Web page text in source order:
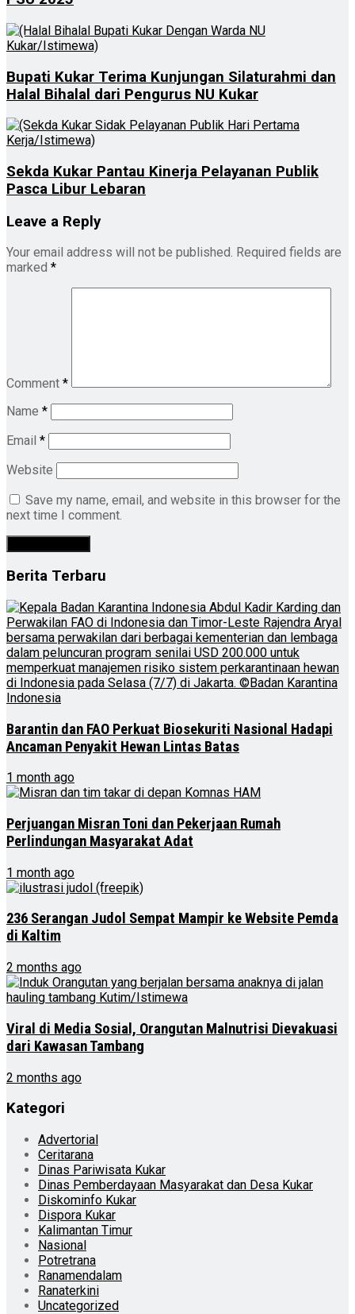
Bupati Kukar Terima Kunjungan Silaturahmi dan
Halal Bihalal dari Pengurus NU Kukar
Sekda Kukar Pantau Kinerja Pelayanan Publik
Pasca Libur Lebaran
Leave a Reply
Your email address will not be published. Required fields are
marked *
Comment *
Name *
Email *
Website
Save my name, email, and website in this browser for the
next time I comment.
Berita Terbaru
Barantin dan FAO Perkuat Biosekuriti Nasional Hadapi
Ancaman Penyakit Hewan Lintas Batas
1 month ago
Perjuangan Misran Toni dan Pekerjaan Rumah
Perlindungan Masyarakat Adat
1 month ago
236 Serangan Judol Sempat Mampir ke Website Pemda
di Kaltim
2 months ago
Viral di Media Sosial, Orangutan Malnutrisi Dievakuasi
dari Kawasan Tambang
2 months ago
Kategori
Advertorial
Ceritarana
Dinas Pariwisata Kukar
Dinas Pemberdayaan Masyarakat dan Desa Kukar
Diskominfo Kukar
Dispora Kukar
Kalimantan Timur
Nasional
Potretrana
Ranamendalam
Ranaterkini
Uncategorized